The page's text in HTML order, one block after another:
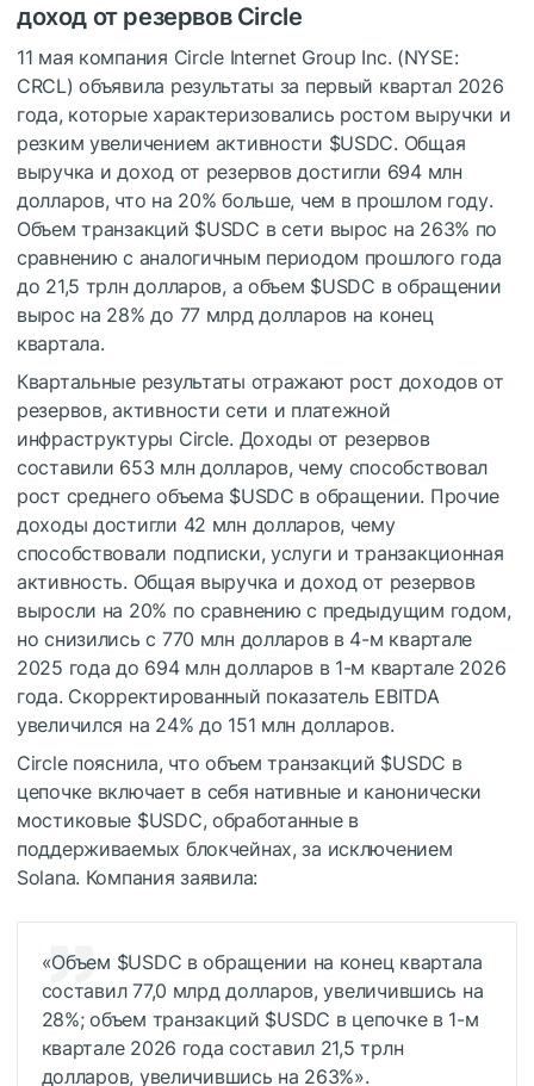
доход от резервов Circle
11 мая компания Circle Internet Group Inc. (NYSE:
CRCL) объявила результаты за первый квартал 2026
года, которые характеризовались ростом выручки и
резким увеличением активности $USDC. Общая
выручка и доход от резервов достигли 694 млн
долларов, что на 20% больше, чем в прошлом году.
Объем транзакций $USDC в сети вырос на 263% по
сравнению с аналогичным периодом прошлого года
до 21,5 трлн долларов, а объем $USDC в обращении
вырос на 28% до 77 млрд долларов на конец
квартала.
Квартальные результаты отражают рост доходов от
резервов, активности сети и платежной
инфраструктуры Circle. Доходы от резервов
составили 653 млн долларов, чему способствовал
рост среднего объема $USDC в обращении. Прочие
доходы достигли 42 млн долларов, чему
способствовали подписки, услуги и транзакционная
активность. Общая выручка и доход от резервов
выросли на 20% по сравнению с предыдущим годом,
но снизились с 770 млн долларов в 4-м квартале
2025 года до 694 млн долларов в 1-м квартале 2026
года. Скорректированный показатель EBITDA
увеличился на 24% до 151 млн долларов.
Circle пояснила, что объем транзакций $USDC в
цепочке включает в себя нативные и канонически
мостиковые $USDC, обработанные в
поддерживаемых блокчейнах, за исключением
Solana. Компания заявила:
«Объем $USDC в обращении на конец квартала
составил 77,0 млрд долларов, увеличившись на
28%; объем транзакций $USDC в цепочке в 1-м
квартале 2026 года составил 21,5 трлн
долларов, увеличившись на 263%».